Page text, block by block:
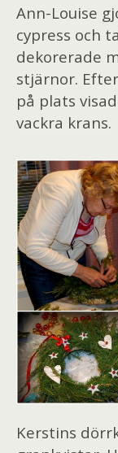
Ann-Louise
cypress och
dekorerade
stjärnor.
på plats
vackra krans.
Kerstins